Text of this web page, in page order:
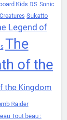
Kids DS Sonic
Sukatto
Legend of
The
of the
the Kingdom
Raider
Tout beau :